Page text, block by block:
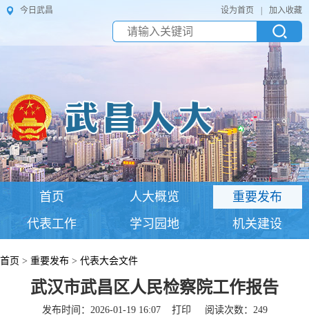
今日武昌 设为首页 加入收藏
首页 人大概览
重要发布
代表工作
学习园地 机关建设
首页 > 重要发布 > 代表大会文件
武汉市武昌区人民检察院工作报告
发布时间：2026-01-19 16:07 打印 阅读次数： 249